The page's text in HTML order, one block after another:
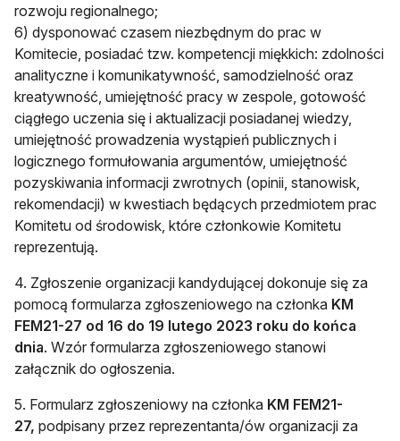
rozwoju regionalnego;
6) dysponować czasem niezbędnym do prac w
Komitecie, posiadać tzw. kompetencji miękkich: zdolności
analityczne i komunikatywność, samodzielność oraz
kreatywność, umiejętność pracy w zespole, gotowość
ciągłego uczenia się i aktualizacji posiadanej wiedzy,
umiejętność prowadzenia wystąpień publicznych i
logicznego formułowania argumentów, umiejętność
pozyskiwania informacji zwrotnych (opinii, stanowisk,
rekomendacji) w kwestiach będących przedmiotem prac
Komitetu od środowisk, które członkowie Komitetu
reprezentują.
4. Zgłoszenie organizacji kandydującej dokonuje się za
pomocą formularza zgłoszeniowego na członka KM
FEM21-27 od 16 do 19 lutego 2023 roku do końca
dnia. Wzór formularza zgłoszeniowego stanowi
załącznik do ogłoszenia.
5. Formularz zgłoszeniowy na członka KM FEM21-
27, podpisany przez reprezentanta/ów organizacji za